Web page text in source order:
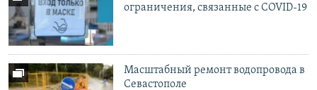
ограничения, связанные с COVID-19
Масштабный ремонт водопровода в
Севастополе